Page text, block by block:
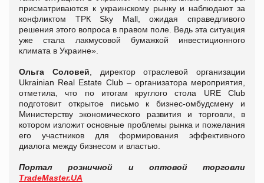
присматриваются к украинскому рынку и наблюдают за
конфликтом ТРК Sky Mall, ожидая справедливого
решения этого вопроса в правом поле. Ведь эта ситуация
уже стала лакмусовой бумажкой инвестиционного
климата в Украине».
Ольга Соловей , директор отраслевой организации
Ukrainian Real Estate Club – организатора мероприятия,
отметила, что по итогам круглого стола URE Club
подготовит открытое письмо к бизнес-омбудсмену и
Министерству экономического развития и торговли, в
котором изложит основные проблемы рынка и пожелания
его участников для формирования эффективного
диалога между бизнесом и властью.
Портал розничной и оптовой торговли
TradeMaster.UA